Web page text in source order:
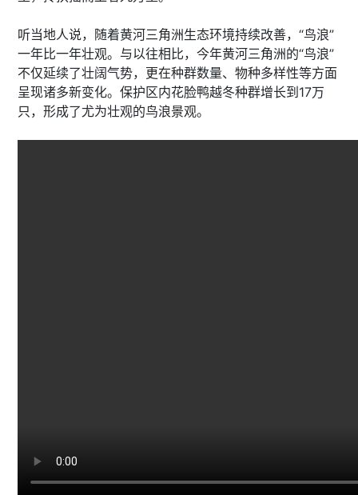
听当地人说，随着黄河三角洲生态环境持续改善，“鸟浪”
一年比一年壮观。与以往相比，今年黄河三角洲的“鸟浪”
不仅延续了壮阔气势，更在种群数量、物种多样性等方面
呈现诸多新变化。保护区内花脸鸭越冬种群增长到17万
只，形成了尤为壮观的鸟浪景观。